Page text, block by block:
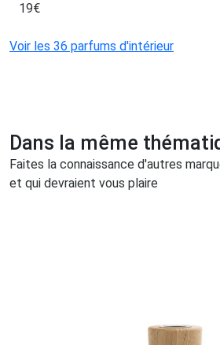
19€
Voir les 36 parfums d'intérieur
Dans la même
Faites la connaissance d'autres
et qui devraient vous plaire